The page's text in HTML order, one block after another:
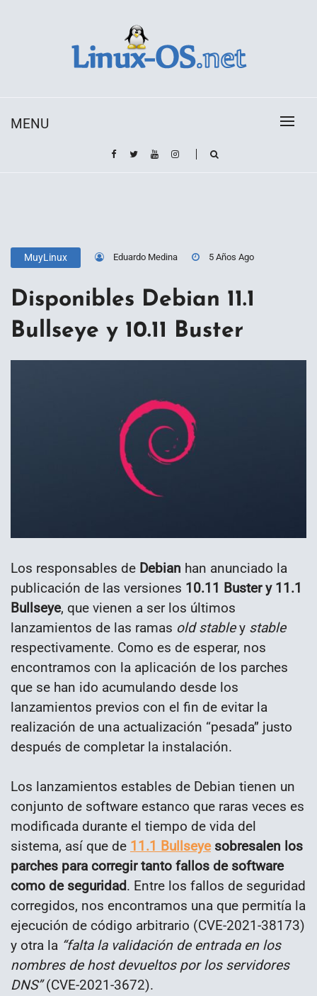
MENU
MuyLinux Eduardo Medina 5 Años Ago
Disponibles Debian 11.1
Bullseye y 10.11 Buster
Los responsables de Debian han anunciado la
publicación de las versiones 10.11 Buster y 11.1
Bullseye, que vienen a ser los últimos
lanzamientos de las ramas old stabley stable
respectivamente. Como es de esperar, nos
encontramos con la aplicación de los parches
que se han ido acumulando desde los
lanzamientos previos con el fin de evitar la
realización de una actualización “pesada” justo
después de completar la instalación.
Los lanzamientos estables de Debian tienen un
conjunto de software estanco que raras veces es
modificada durante el tiempo de vida del
sistema, así que de 11.1 Bullseyesobresalen los
parches para corregir tanto fallos de software
como de seguridad. Entre los fallos de seguridad
corregidos, nos encontramos una que permitía la
ejecución de código arbitrario (CVE-2021-38173)
y otra la “falta la validación de entrada en los
nombres de host devueltos por los servidores
DNS”(CVE-2021-3672).